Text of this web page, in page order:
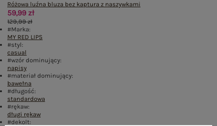
Różowa luźna bluza bez kaptura z naszywkami
59,99 zł
129,99 zł
#Marka:
MY RED LIPS
#styl:
casual
#wzór dominujący:
napisy
#materiał dominujący:
bawełna
#długość:
standardowa
#rękaw:
długi rękaw
#dekolt: